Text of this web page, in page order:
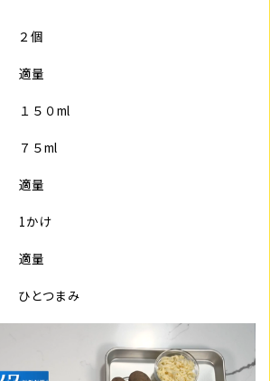
個
０ml
５ml
量
1かけ
量
ひとつまみ